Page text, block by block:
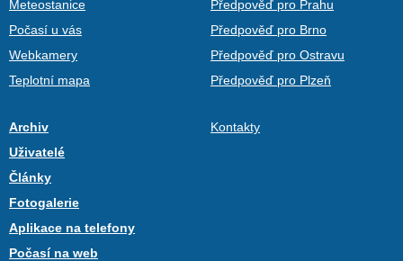
Meteostanice
Počasí u vás
Webkamery
Teplotní mapa
Předpověď pro Prahu
Předpověď pro Brno
Předpověď pro Ostravu
Předpověď pro Plzeň
Archiv
Uživatelé
Články
Fotogalerie
Aplikace na telefony
Počasí na web
Kontakty